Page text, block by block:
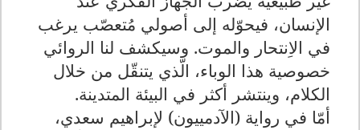
الإنسان، فيحوّله إلى أصولي مُتعصّب يرغب
في الاِنتحار والموت. وسيكشف لنا الروائي
خصوصية هذا الوباء، الّذي يتنقّل من خلال
الكلام، وينتشر أكثر في البيئة المتدينة.
أمّا في رواية (الآدمييون) لإبراهيم سعدي،